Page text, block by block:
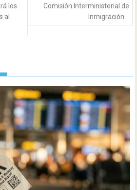
los
al
Comisión Interministerial de
Inmigración